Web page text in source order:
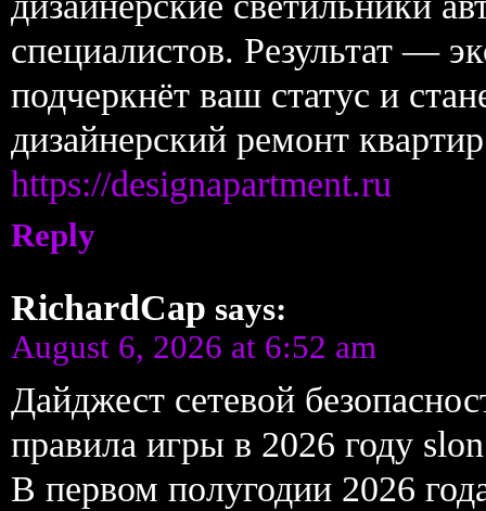
специалистов. Результат —
подчеркнёт ваш статус и
дизайнерский ремонт
https://designapartment.ru
Reply
RichardCap says:
August 6, 2026 at 6:52 am
Дайджест сетевой
правила игры в 2026 году
В первом полугодии 2026